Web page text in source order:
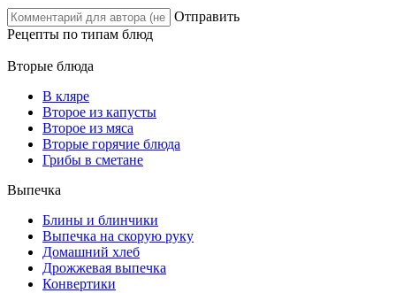
Отправить
Рецепты по типам блюд
Вторые блюда
В кляре
Второе из капусты
Второе из мяса
Вторые горячие блюда
Грибы в сметане
Выпечка
Блины и блинчики
Выпечка на скорую руку
Домашний хлеб
Дрожжевая выпечка
Конвертики